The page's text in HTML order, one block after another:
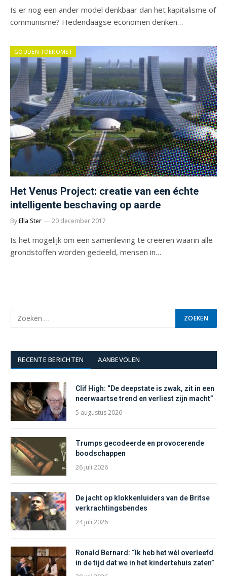
Is er nog een ander model denkbaar dan het kapitalisme of
communisme? Hedendaagse economen denken…
GOUDEN TOEKOMST
Het Venus Project: creatie van een échte
intelligente beschaving op aarde
ByElla Ster 20 december 2017
Is het mogelijk om een samenleving te creëren waarin alle
grondstoffen worden gedeeld, mensen in…
RECENTE BERICHTEN AANBEVOLEN
Clif High: “De deepstate is zwak, zit in een
neerwaartse trend en verliest zijn macht”
5 augustus 2026
Trumps gecodeerde en provocerende
boodschappen
26 juli 2026
De jacht op klokkenluiders van de Britse
verkrachtingsbendes
24 juli 2026
Ronald Bernard: “Ik heb het wél overleefd
in de tijd dat we in het kindertehuis zaten”